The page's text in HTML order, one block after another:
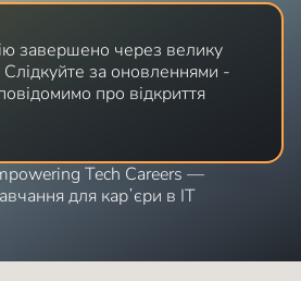
завершено через велику
Слідкуйте за оновленнями -
про відкриття
Tech Careers —
для карʼєри в ІТ